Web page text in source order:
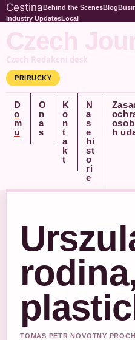
CestinaBehind the ScenesBlog
Industry UpdatesLocal
Czech
Czech Redakcni desk
PRIRUCKY
D
o
m
u
O
n
a
s
K
o
n
t
a
k
t
N
a
s
e
hi
st
o
ri
e
h
TOMAS PETR NOVOTNY